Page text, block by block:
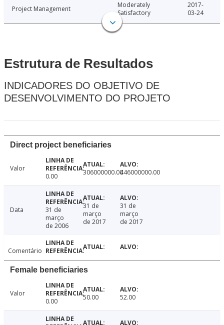
Project Management
Moderately
Satisfactory
2017-
03-24
Estrutura de Resultados
INDICADORES DO OBJETIVO DE
DESENVOLVIMENTO DO PROJETO
Direct project beneficiaries
Valor
0.00
306000000.00446000000.00
Data
31 de
março
de 2006
31 de
março
de 2017
31 de
março
de 2017
Comentário
Female beneficiaries
Valor
0.00
50.00 52.00